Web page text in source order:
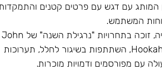
המותג עם דגש עם פרטים קטנים
המשתמש.
מוניטין - השם הכי גדול בתעשייה, זוכה בתחרויות "נרגילת השנה" של John
Calliano Fest ו-Hookah Club Show, השתתפות בשיגור לחלל, תערוכות
עם מפורסמים ודמויות מוכרות.